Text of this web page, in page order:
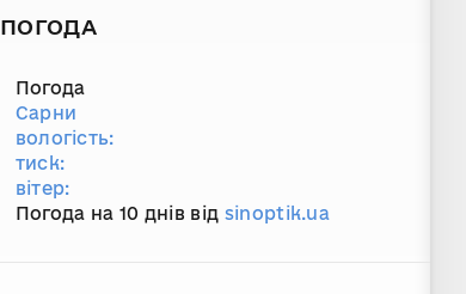
ПОГОДА
Погода
Сарни
вологість:
тиск:
вітер:
Погода на 10 днів від sinoptik.ua